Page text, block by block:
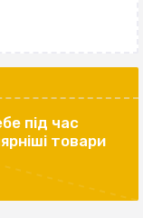
під час
товари